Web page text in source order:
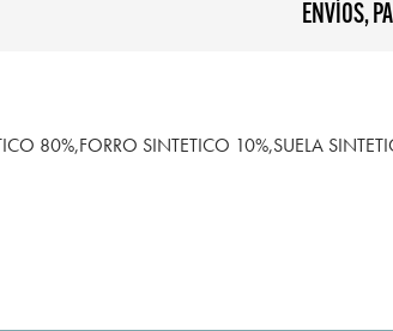
ENVÍOS,
80%,FORRO SINTETICO 10%,SUELA